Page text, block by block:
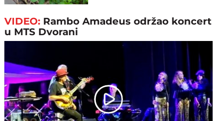
VIDEO: Rambo Amadeus održao koncert
u MTS Dvorani
Play